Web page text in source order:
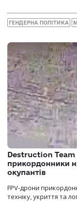
ГЕНДЕРНА ПОЛІТИКА
Destruction Team
прикордонники
окупантів
FPV-дрони
техніку, укриття та